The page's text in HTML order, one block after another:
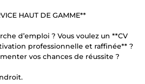
HAUT DE GAMME**
d’emploi ? Vous voulez un **CV
professionnelle et raffinée** ?
vos chances de réussite ?